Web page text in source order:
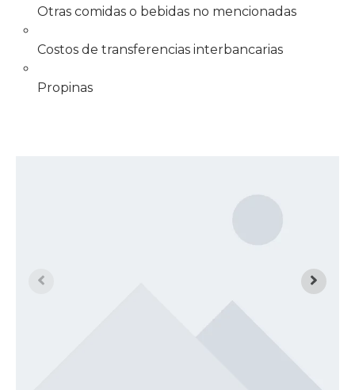
Otras comidas o bebidas no mencionadas
Costos de transferencias interbancarias
Propinas